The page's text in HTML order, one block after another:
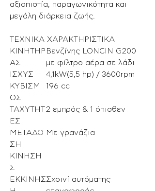
αξιοπιστία, παραγωγικότητα και
μεγάλη διάρκεια ζωής.
ΤΕΧΝΙΚΑ ΧΑΡΑΚΤΗΡΙΣΤΙΚΑ
ΚΙΝΗΤΗΡ
ΑΣ
Βενζίνης LONCIN G200
με φίλτρο αέρα σε λάδι
ΙΣΧΥΣ
4,1kW(5,5 hp) / 3600rpm
ΚΥΒΙΣΜ
ΟΣ
196 cc
TAXYTHT
EΣ
2 εμπρός & 1 όπισθεν
ΜΕΤΑΔΟ
ΣΗ
ΚΙΝΗΣΗ
Σ
Με γρανάζια
ΕΚΚΙΝΗΣΣχοινί αυτόματης